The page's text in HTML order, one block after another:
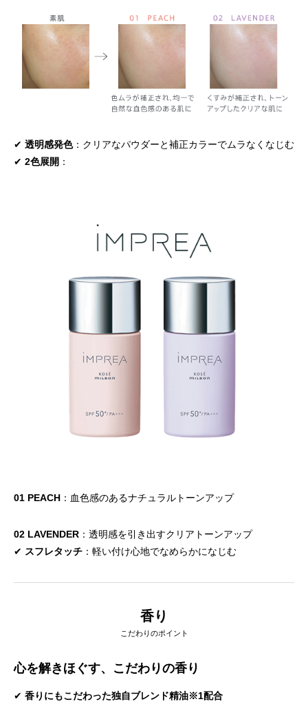
✔ 透明感発色：クリアなパウダーと補正カラーでムラなくなじむ
✔ 2色展開 ：
01 PEACH ：血色感のあるナチュラルトーンアップ
02 LAVENDER ：透明感を引き出すクリアトーンアップ
✔ スフレタッチ ：軽い付け心地でなめらかになじむ
香り
こだわりのポイント
心を解きほぐす、こだわりの香り
✔ 香りにもこだわった独自ブレンド精油※1配合